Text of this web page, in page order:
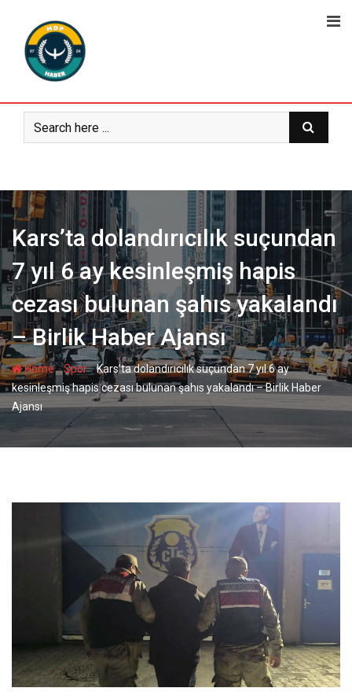
content
Kars’ta dolandırıcılık suçundan
7 yıl 6 ay kesinleşmiş hapis
cezası bulunan şahıs yakalandı
– Birlik Haber Ajansı
Home-Spor-Kars’ta dolandırıcılık suçundan 7 yıl 6 ay
kesinleşmiş hapis cezası bulunan şahıs yakalandı – Birlik Haber
Ajansı